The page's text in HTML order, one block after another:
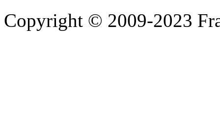
Copyright © 2009-2023